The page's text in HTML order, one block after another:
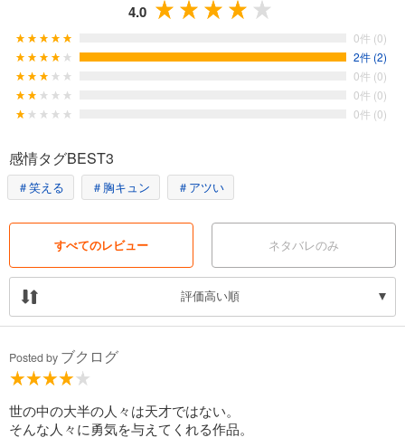
4.0
0件 (0)
2件 (2)
0件 (0)
0件 (0)
0件 (0)
感情タグBEST3
＃笑える ＃胸キュン ＃アツい
すべてのレビュー ネタバレのみ
評価高い順
Posted by ブクログ
世の中の大半の人々は天才ではない。
そんな人々に勇気を与えてくれる作品。